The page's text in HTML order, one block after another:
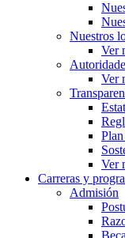
Nuestros
Ver
Ver
Ver
Carreras y
Admisión